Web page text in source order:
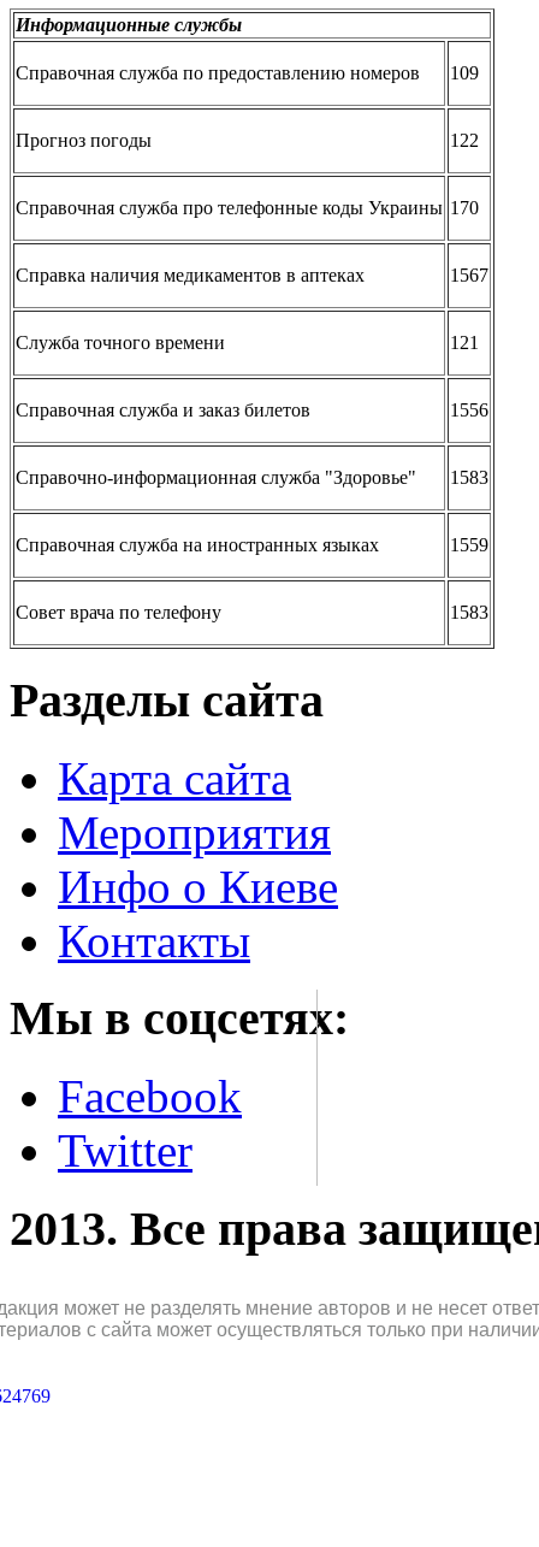
Информационные службы
Справочная служба по предоставлению номеров 109
Прогноз погоды 122
Справочная служба про телефонные коды Украины 170
Справка наличия медикаментов в аптеках 1567
Служба точного времени 121
Справочная служба и заказ билетов 1556
Справочно-информационная служба "Здоровье" 1583
Справочная служба на иностранных языках 1559
Совет врача по телефону 1583
Разделы сайта
Карта сайта
Мероприятия
Инфо о Киеве
Контакты
Мы в соцсетях:
Facebook
Twitter
2013. Все права
может не разделять мнение авторов и не несет
с сайта может осуществляться только при